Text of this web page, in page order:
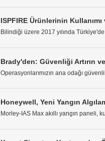
Bilindiği üzere 2017 yılında
Operasyonlarımızın ana odağı
Morley-IAS Max akıllı yangın paneli,